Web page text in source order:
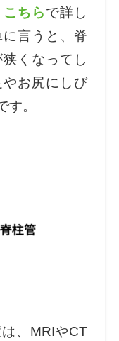
こちらで詳し
言うと、脊
くなってし
お尻にしび
。
、MRIやCT